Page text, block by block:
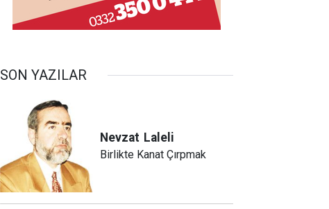
SON YAZILAR
Nevzat Laleli
Birlikte Kanat Çırpmak